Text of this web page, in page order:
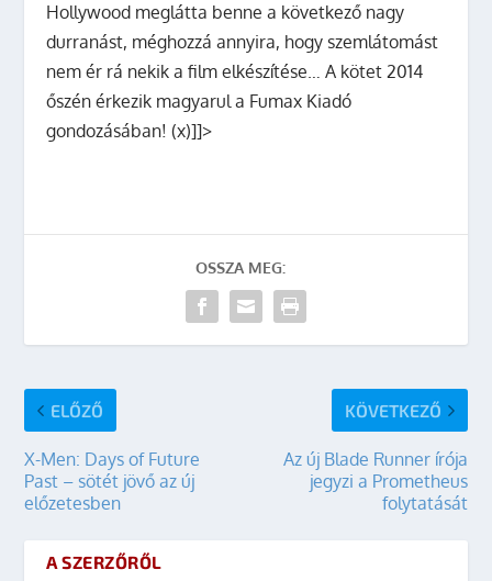
Hollywood meglátta benne a következő nagy
durranást, méghozzá annyira, hogy szemlátomást
nem ér rá nekik a film elkészítése… A kötet 2014
őszén érkezik magyarul a Fumax Kiadó
gondozásában! (x)]]>
OSSZA MEG:
ELŐZŐ
X-Men: Days of Future
Past – sötét jövő az új
előzetesben
KÖVETKEZŐ
Az új Blade Runner írója
jegyzi a Prometheus
folytatását
A SZERZŐRŐL